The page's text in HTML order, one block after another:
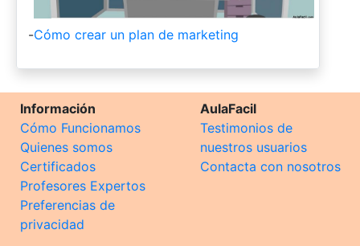
-Cómo crear un plan de marketing
Información
Cómo Funcionamos
Quienes somos
Certificados
Profesores Expertos
Preferencias de
privacidad
AulaFacil
Testimonios de
nuestros usuarios
Contacta con nosotros